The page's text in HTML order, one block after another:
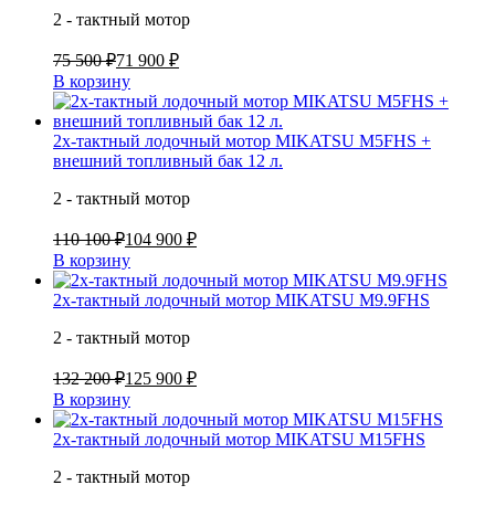
2 - тактный мотор
75 500 ₽71 900 ₽
В корзину
2х-тактный лодочный мотор MIKATSU M5FHS +
внешний топливный бак 12 л.
2 - тактный мотор
110 100 ₽104 900 ₽
В корзину
2х-тактный лодочный мотор MIKATSU M9.9FHS
2 - тактный мотор
132 200 ₽125 900 ₽
В корзину
2х-тактный лодочный мотор MIKATSU M15FHS
2 - тактный мотор